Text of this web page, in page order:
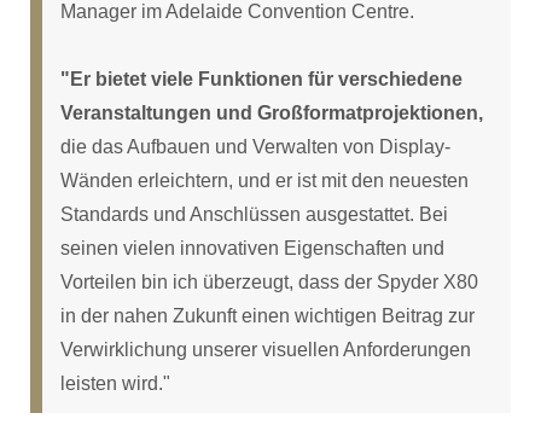
Manager im Adelaide Convention Centre.
"Er bietet viele Funktionen für verschiedene
Veranstaltungen und Großformatprojektionen,
die das Aufbauen und Verwalten von Display-
Wänden erleichtern, und er ist mit den neuesten
Standards und Anschlüssen ausgestattet. Bei
seinen vielen innovativen Eigenschaften und
Vorteilen bin ich überzeugt, dass der Spyder X80
in der nahen Zukunft einen wichtigen Beitrag zur
Verwirklichung unserer visuellen Anforderungen
leisten wird."